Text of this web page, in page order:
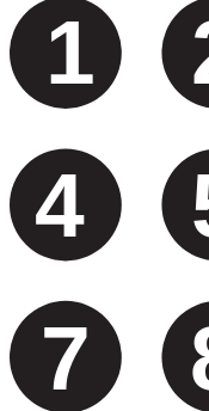
1
4
7